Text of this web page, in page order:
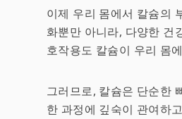
이제 우리 몸에서 칼슘의
화뿐만 아니라, 다양한 건
호작용도 칼슘이 우리 몸
그러므로, 칼슘은 단순한
한 과정에 깊숙이 관여하